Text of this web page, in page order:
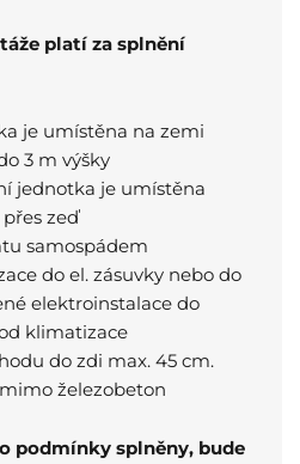
platí za splnění
je umístěna na zemi
3 m výšky
jednotka je umístěna
zeď
samospádem
do el. zásuvky nebo do
elektroinstalace do
klimatizace
do zdi max. 45 cm.
železobeton
podmínky splněny, bude